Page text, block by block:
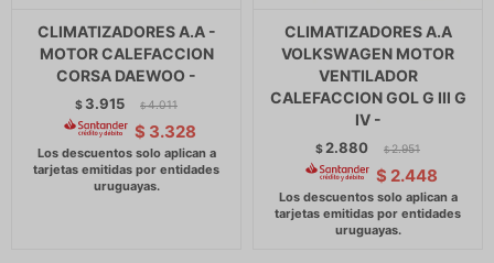
CLIMATIZADORES A.A -
MOTOR CALEFACCION
CORSA DAEWOO -
$ 3.915 $ 4.011
$ 3.328
CLIMATIZADORES A.A
VOLKSWAGEN MOTOR
VENTILADOR
CALEFACCION GOL G III G
IV -
$ 2.880 $ 2.951
$ 2.448